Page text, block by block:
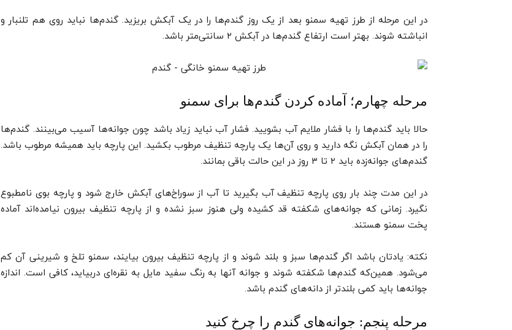
در این مرحله از طرز تهیه سمنو بعد از یک روز گندم‌ها را در یک آبکش بریزید. گندم‌ها نباید روی هم تلنبار و
انباشته شوند. بهتر است ارتفاع گندم‌ها در آبکش ۲ سانتی‌متر باشد.
مرحله چهارم؛ آماده کردن گندم‌ها برای سمنو
حالا باید گندم‌ها را با فشار ملایم آب بشویید. فشار آب نباید زیاد باشد چون جوانه‌ها آسیب می‌بینند. گندم‌ها
را در همان آبکش نگه دارید و روی آن‌ها یک پارچه تنظیف مرطوب بکشید. این پارچه باید همیشه مرطوب باشد.
گندم‌های جوانه‌زده باید ۲ تا ۳ روز در این حالت باقی بمانند.
در این مدت چند بار روی پارچه تنظیف آب بگیرید تا آب از سوراخ‌های آبکش خارج شود و پارچه بوی نامطبوع
نگیرد. زمانی که جوانه‌های شکفته قد کشیده ولی هنوز سبز نشده و از پارچه تنظیف بیرون نیامد‌ه‌اند آماده
پخت سمنو هستند.
نکته: یادتان باشد اگر گندم‌ها سبز و بلند شوند و از پارچه تنظیف بیرون بیایند، سمنو تلخ و شیرینی آن کم
می‌شود. همین‌که گندم‌ها شکفته شوند و جوانه آنها به رنگ سفید مایل به نقره‌ای دربیاید، کافی است. اندازه
جوانه‌ها باید کمی بلندتر از دانه‌های گندم باشد.
مرحله پنجم: جوانه‌های گندم را چرخ کنید